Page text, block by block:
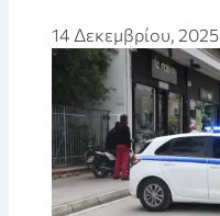
14 Δεκεμβρίου, 2025